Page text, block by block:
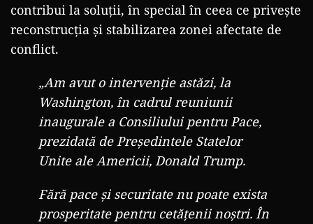
contribui la soluții, în special în ceea ce privește
reconstrucția și stabilizarea zonei afectate de
conflict.
„Am avut o intervenție astăzi, la
Washington, în cadrul reuniunii
inaugurale a Consiliului pentru Pace,
prezidată de Președintele Statelor
Unite ale Americii, Donald Trump.
Fără pace și securitate nu poate exista
prosperitate pentru cetățenii noștri. În